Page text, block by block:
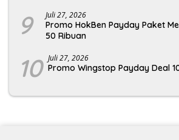
9 Juli 27, 2026
Promo HokBen Payday Paket
50 Ribuan
10 Juli 27, 2026
Promo Wingstop Payday Deal